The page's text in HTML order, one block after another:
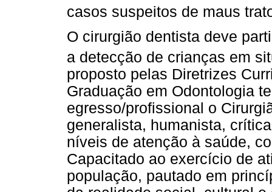
casos suspeitos de maus
O cirurgião dentista deve
a detecção de crianças em
proposto pelas Diretrizes
Graduação em Odontologia
egresso/profissional o
generalista, humanista,
níveis de atenção à saúde,
Capacitado ao exercício de
população, pautado em